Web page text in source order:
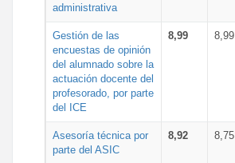
administrativa
Gestión de las
encuestas de opinión
del alumnado sobre la
actuación docente del
profesorado, por parte
del ICE
8,99 8,99
Asesoría técnica por
parte del ASIC
8,92 8,75